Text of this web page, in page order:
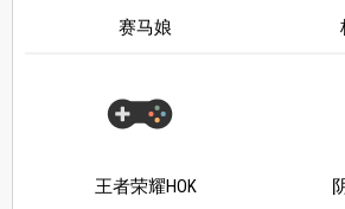
赛马娘
王者荣耀HOK